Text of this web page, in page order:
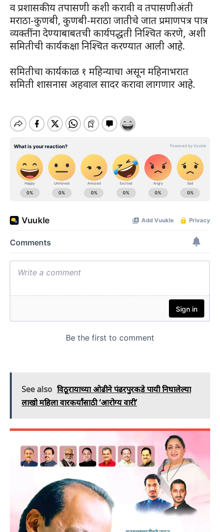
व प्रशासकीय तपासणी कशी करावी व तपासणीअंती
मराठा-कुणबी, कुणबी-मराठा जातीचे जात प्रमाणपत्र पात्र
व्यक्तींना देण्याबाबतची कार्यपद्धती निश्चित करणे, अशी
समितीची कार्यकक्षा निश्चित करण्यात आली आहे.
समितीचा कार्यकाळ १ महिन्याचा असून महिनाभरात
समिती शासनास अहवाल सादर करावा लागणार आहे.
See also विठूरायाच्या ओढीने पंढरपुरकडे पायी निघालेल्या
लाखो महिला वारकर्यांसाठी ‘आरोग्य वारी’